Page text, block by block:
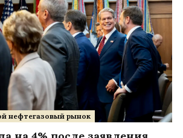
нефтегазовый рынок